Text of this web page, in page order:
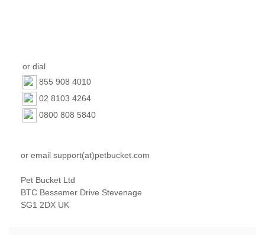
or dial
855 908 4010
02 8103 4264
0800 808 5840
or email support(at)petbucket.com
Pet Bucket Ltd
BTC Bessemer Drive Stevenage
SG1 2DX UK